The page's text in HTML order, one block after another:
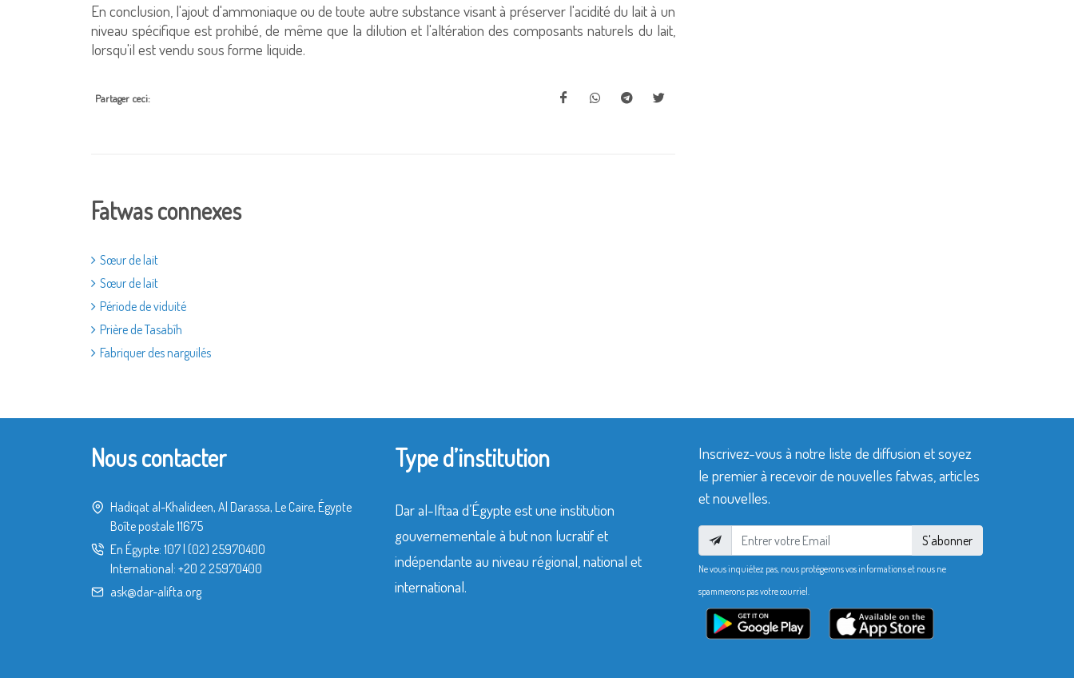
En conclusion, l'ajout d'ammoniaque ou de toute autre substance visant à préserver l'acidité du lait à un
niveau spécifique est prohibé, de même que la dilution et l'altération des composants naturels du lait,
lorsqu'il est vendu sous forme liquide.
Partager ceci:
Fatwas connexes
Sœur de lait
Sœur de lait
Période de viduité
Prière de Tasabîh
Fabriquer des narguilés
Nous contacter
Hadiqat al-Khalideen, Al Darassa, Le Caire, Égypte
Boîte postale 11675
En Égypte: 107 (02) 25970400
International: +20 2 25970400
ask@dar-alifta.org
Type d’institution
Dar al-Iftaa d’Égypte est une institution
gouvernementale à but non lucratif et
indépendante au niveau régional, national et
international.
Inscrivez-vous à notre liste de diffusion et soyez
le premier à recevoir de nouvelles fatwas, articles
et nouvelles.
S'abonner
Ne vous inquiétez pas, nous protégerons vos informations et nous ne
spammerons pas votre courriel.